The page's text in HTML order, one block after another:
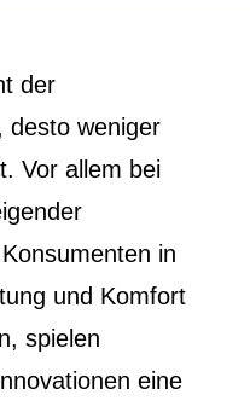
der
desto weniger
Vor allem bei
in
und Komfort
spielen
eine